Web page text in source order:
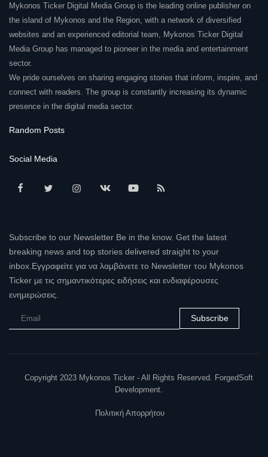
Mykonos Ticker Digital Media Group is the leading online publisher on
the island of Mykonos and the Region, with a network of diversified
websites and an experienced editorial team, Mykonos Ticker Digital
Media Group has managed to pioneer in the media and entertainment
sector.
We pride ourselves on sharing engaging stories that inform, inspire, and
connect with readers. The group is constantly increasing its dynamic
presence in the digital media sector.
Random Posts
Social Media
Subscribe to our Newsletter Be in the know. Get the latest
breaking news and top stories delivered straight to your
inbox.Εγγραφείτε για να λαμβάνετε το Newsletter του Mykonos
Ticker με τις σημαντικότερες ειδήσεις και ενδιαφέρουσες
ενημερώσεις.
Subscribe
Copyright 2023 Mykonos Ticker - All Rights Reserved. ForgedSoft
Development.
Πολιτική Απορρήτου